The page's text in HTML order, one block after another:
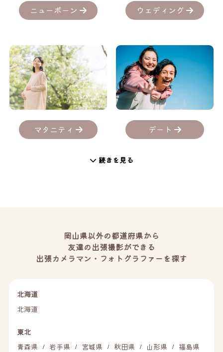
ニューボーン ウェディング
マタニティ デート
続きを見る
岡山県以外の都道府県から
友達の出張撮影ができる
出張カメラマン・フォトグラファーを探す
北海道
北海道
東北
青森県
/ 岩手県 / 宮城県 / 秋田県 / 山形県 / 福島県